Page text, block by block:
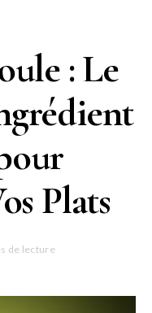
: Le
Plats
de lecture